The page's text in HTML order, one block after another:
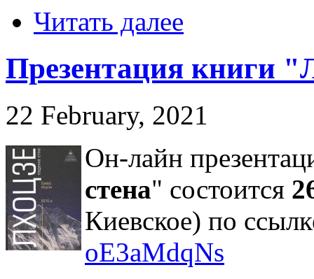
Читать далее
Презентация книги
22 February, 2021
Он-лайн
стена" состоится
Киевское) по
oE3aMdqNs